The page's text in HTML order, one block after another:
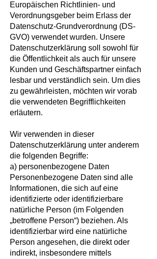
Europäischen Richtlinien- und
Verordnungsgeber beim Erlass der
Datenschutz-Grundverordnung (DS-
GVO) verwendet wurden. Unsere
Datenschutzerklärung soll sowohl für
die Öffentlichkeit als auch für unsere
Kunden und Geschäftspartner einfach
lesbar und verständlich sein. Um dies
zu gewährleisten, möchten wir vorab
die verwendeten Begrifflichkeiten
erläutern.
Wir verwenden in dieser
Datenschutzerklärung unter anderem
die folgenden Begriffe:
a) personenbezogene Daten
Personenbezogene Daten sind alle
Informationen, die sich auf eine
identifizierte oder identifizierbare
natürliche Person (im Folgenden
„betroffene Person“) beziehen. Als
identifizierbar wird eine natürliche
Person angesehen, die direkt oder
indirekt, insbesondere mittels